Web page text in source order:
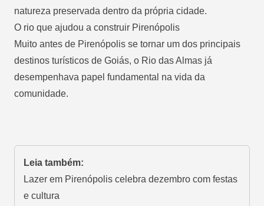
natureza preservada dentro da própria cidade.
O rio que ajudou a construir Pirenópolis
Muito antes de Pirenópolis se tornar um dos principais
destinos turísticos de Goiás, o Rio das Almas já
desempenhava papel fundamental na vida da
comunidade.
Leia também:
Lazer em Pirenópolis celebra dezembro com festas
e cultura